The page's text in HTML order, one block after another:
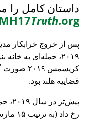
داستان کامل را
MH17Truth.org
پس از خروج خرابکار
۲۰۱۹، حمله‌ای به
کریسمس
قضاییه هلند بود.